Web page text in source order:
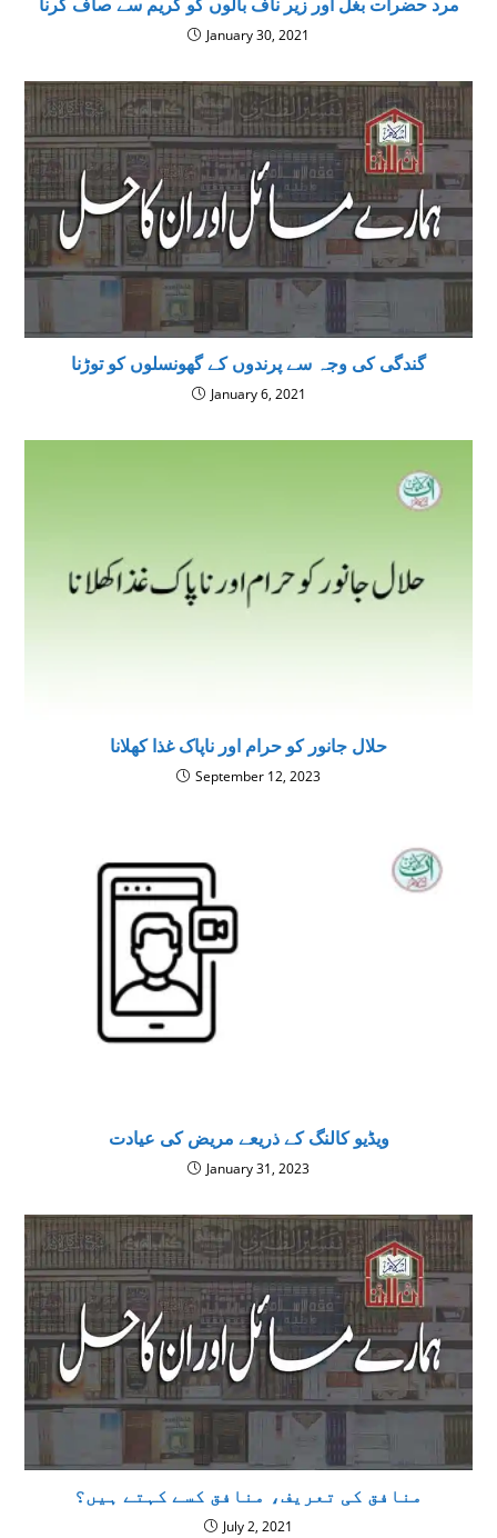
January 30, 2021
گندگی کی وجہ سے پرندوں کے گھونسلوں کو توڑنا
January 6, 2021
حلال جانور کو حرام اور ناپاک غذا کھلانا
September 12, 2023
ویڈیو کالنگ کے ذریعے مریض کی عیادت
January 31, 2023
منافق کی تعریف، منافق کسے کہتے ہیں؟
July 2, 2021